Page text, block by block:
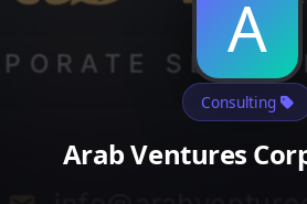
A
Consulting
Arab Ventures